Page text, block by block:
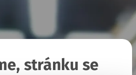
stránku se